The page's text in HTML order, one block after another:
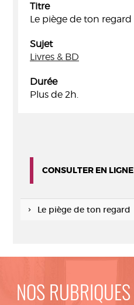
Titre
Le piège de ton regard
Sujet
Livres & BD
Durée
Plus de 2h.
CONSULTER EN LIGNE
Le piège de ton regard
NOS RUBRIQUES